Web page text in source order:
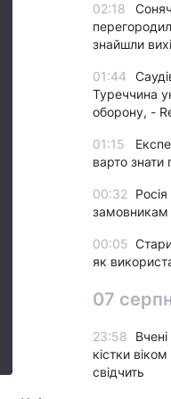
02:18
знайшли
01:44
Туреччина
оборону, -
01:15
варто
00:32
замовникам
00:05
як
07
23:58
кістки
свідчить